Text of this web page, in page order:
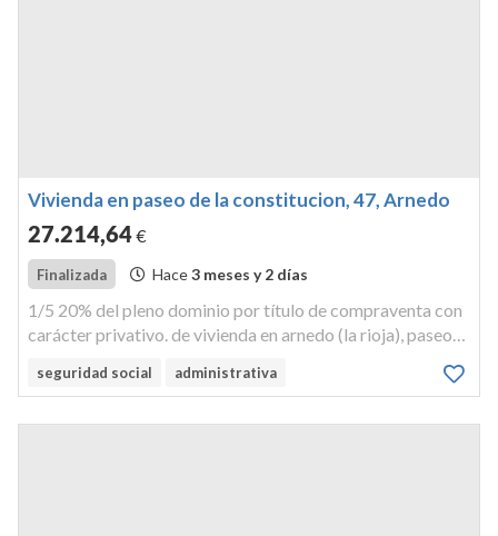
Vivienda en paseo de la constitucion, 47, Arnedo
27.214,64€
Finalizada Hace3 meses y 2 días
1/5 20% del pleno dominio por título de compraventa con
carácter privativo. de vivienda en arnedo (la rioja), paseo
construida: 163,64 m2 linderos: frente, -; fondo, calle
seguridad social administrativa